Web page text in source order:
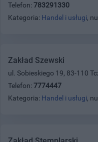
Telefon: 783291330
Kategoria: Handel i usługi,
Zakład Szewski
ul. Sobieskiego 19, 83-110
Telefon: 7774447
Kategoria: Handel i usługi,